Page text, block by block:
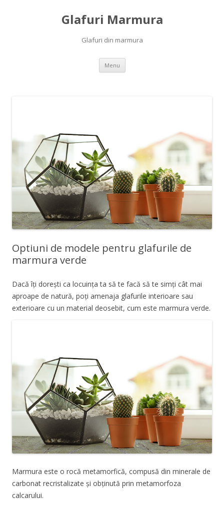
Glafuri Marmura
Glafuri din marmura
Menu Skip to content
Optiuni de modele pentru glafurile de
marmura verde
Dacă îți dorești ca locuința ta să te facă să te simți cât mai
aproape de natură, poți amenaja glafurile interioare sau
exterioare cu un material deosebit, cum este marmura verde.
Marmura este o rocă metamorfică, compusă din minerale de
carbonat recristalizate și obținută prin metamorfoza
calcarului.